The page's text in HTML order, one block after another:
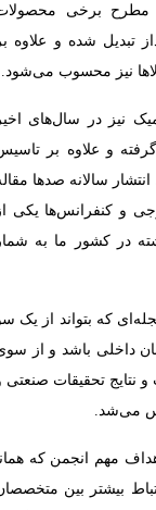
مطرح برخی محصولات
شده و علاوه بر
نیز محسوب می‌شود.
در سال‌های اخیر
و علاوه بر تاسیس
سالانه صدها مقاله
و کنفرانس‌ها یکی از
در کشور ما به شمار
که بتواند از یک سو
داخلی باشد و از سوی
تحقیقات صنعتی و
می‌شد.
مهم انجمن که همانا
بیشتر بین متخصصان